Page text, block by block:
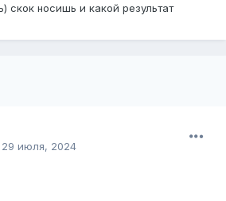
скок носишь и какой результат
29 июля, 2024